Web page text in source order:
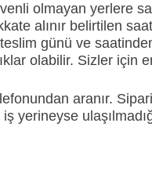
olmayan yerlere
alınır belirtilen
günü ve
olabilir. Sizler için
aranır.